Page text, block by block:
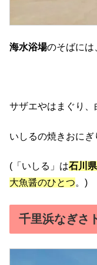
海水浴場のそばには
サザエやはまぐり、
いしるの焼きおにぎ
(「いしる」は石川県
大魚醤のひとつ。)
千里浜なぎさ